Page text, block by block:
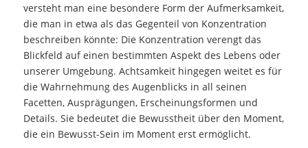
versteht man eine besondere Form der Aufmerksamkeit,
die man in etwa als das Gegenteil von Konzentration
beschreiben könnte: Die Konzentration verengt das
Blickfeld auf einen bestimmten Aspekt des Lebens oder
unserer Umgebung. Achtsamkeit hingegen weitet es für
die Wahrnehmung des Augenblicks in all seinen
Facetten, Ausprägungen, Erscheinungsformen und
Details. Sie bedeutet die Bewusstheit über den Moment,
die ein Bewusst-Sein im Moment erst ermöglicht.